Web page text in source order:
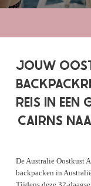
JOUW
REIS IN EEN
CAIRNS
De Australië Oostkust
backpacken in